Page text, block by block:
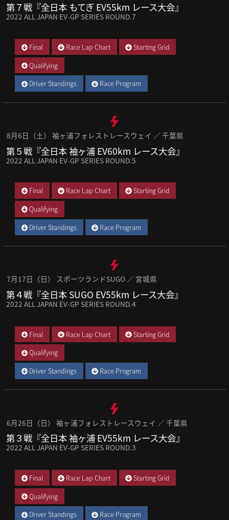
第７戦『全日本 もてぎ EV55km レース大会』
2022 ALL JAPAN EV-GP SERIES ROUND.7
Final Race Lap Chart
Starting Grid
Qualifying
Driver Standings
Race Program
8月6日（土） 袖ヶ浦フォレストレースウェイ ／ 千葉県
第５戦『全日本 袖ヶ浦 EV60km レース大会』
2022 ALL JAPAN EV-GP SERIES ROUND.5
Final Race Lap Chart
Starting Grid
Qualifying
Driver Standings
Race Program
7月17日（日） スポーツランドSUGO ／ 宮城県
第４戦『全日本 SUGO EV55km レース大会』
2022 ALL JAPAN EV-GP SERIES ROUND.4
Final Race Lap Chart
Starting Grid
Qualifying
Driver Standings
Race Program
6月26日（日） 袖ヶ浦フォレストレースウェイ ／ 千葉県
第３戦『全日本 袖ヶ浦 EV55km レース大会』
2022 ALL JAPAN EV-GP SERIES ROUND.3
Final Race Lap Chart
Starting Grid
Qualifying
Driver Standings
Race Program